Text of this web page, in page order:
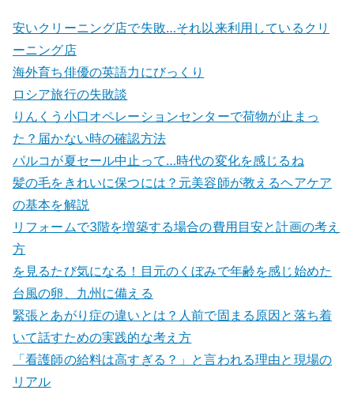
安いクリーニング店で失敗…それ以来利用しているクリ
ーニング店
海外育ち俳優の英語力にびっくり
ロシア旅行の失敗談
りんくう小口オペレーションセンターで荷物が止まっ
た？届かない時の確認方法
パルコが夏セール中止って…時代の変化を感じるね
髪の毛をきれいに保つには？元美容師が教えるヘアケア
の基本を解説
リフォームで3階を増築する場合の費用目安と計画の考え
方
を見るたび気になる！目元のくぼみで年齢を感じ始めた
台風の卵、九州に備える
緊張とあがり症の違いとは？人前で固まる原因と落ち着
いて話すための実践的な考え方
「看護師の給料は高すぎる？」と言われる理由と現場の
リアル